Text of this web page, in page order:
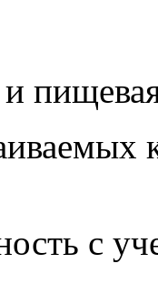
и
с